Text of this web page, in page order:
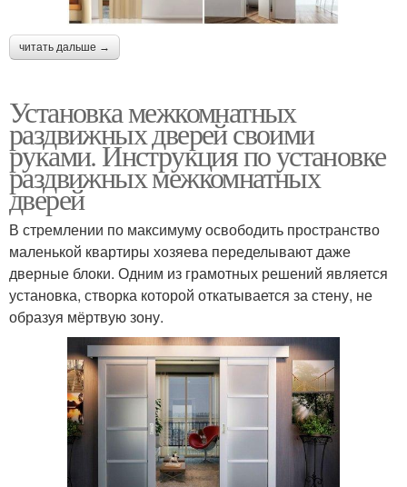
читать дальше →
Установка межкомнатных
раздвижных дверей своими
руками. Инструкция по установке
раздвижных межкомнатных
дверей
В стремлении по максимуму освободить пространство
маленькой квартиры хозяева переделывают даже
дверные блоки. Одним из грамотных решений является
установка, створка которой откатывается за стену, не
образуя мёртвую зону.